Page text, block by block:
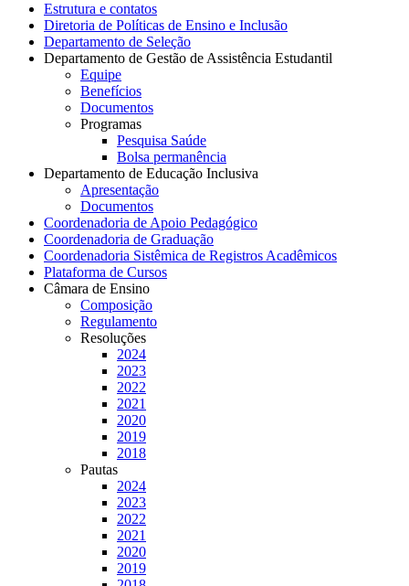
Estrutura e contatos
Diretoria de Políticas de Ensino e Inclusão
Departamento de Seleção
Departamento de Gestão de Assistência Estudantil
Equipe
Benefícios
Documentos
Programas
Pesquisa Saúde
Bolsa permanência
Departamento de Educação Inclusiva
Apresentação
Documentos
Coordenadoria de Apoio Pedagógico
Coordenadoria de Graduação
Coordenadoria Sistêmica de Registros Acadêmicos
Plataforma de Cursos
Câmara de Ensino
Composição
Regulamento
Resoluções
2024
2023
2022
2021
2020
2019
2018
Pautas
2024
2023
2022
2021
2020
2019